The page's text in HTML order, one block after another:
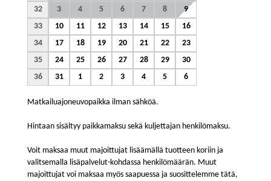
32
3 4 5 6 7 8
9
33
10 11 12 13 14 15
16
34
17 18 19 20 21 22
23
35
24 25 26 27 28 29
30
36
31 1 2 3 4 5 6
Matkailuajoneuvopaikka ilman sähköä.
Hintaan sisältyy paikkamaksu sekä kuljettajan henkilömaksu.
Voit maksaa muut majoittujat lisäämällä tuotteen koriin ja
valitsemalla lisäpalvelut-kohdassa henkilömäärän. Muut
majoittujat voi maksaa myös saapuessa ja suosittelemme tätä,